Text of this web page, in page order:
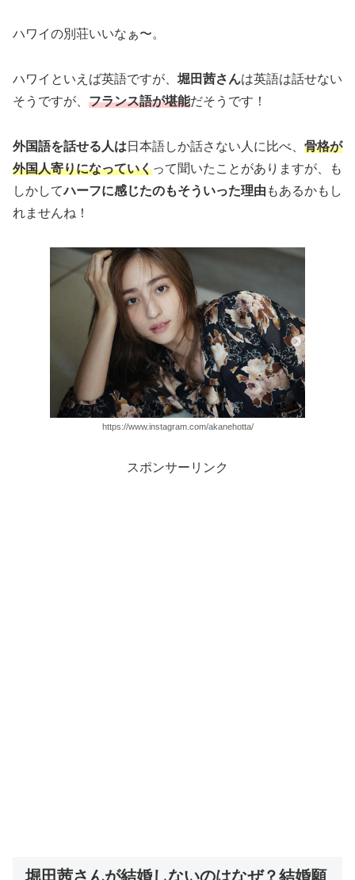
ハワイの別荘いいなぁ〜。
ハワイといえば英語ですが、 堀田茜さんは英語は話せない
そうですが、 フランス語が堪能だそうです！
外国語を話せる人は 日本語しか話さない人に比べ、 骨格が
外国人寄りになっていくって聞いたことがありますが、も
しかしてハーフに感じたのもそういった理由 もあるかもし
れませんね！
https://www.instagram.com/akanehotta/
スポンサーリンク
堀田茜さんが結婚しないのはなぜ？結婚願